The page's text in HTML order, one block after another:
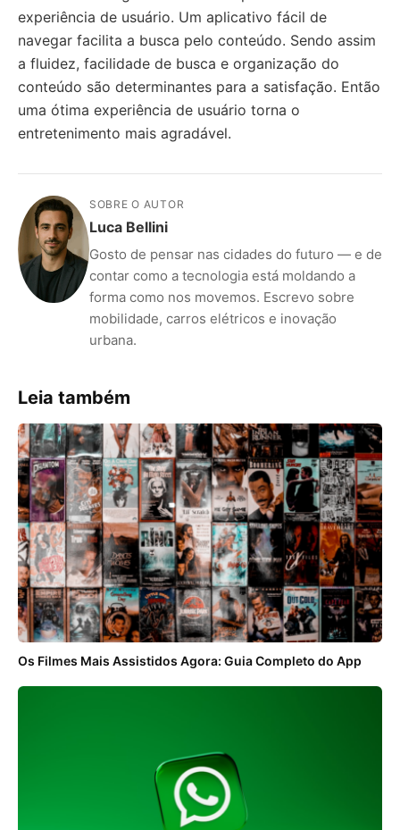
experiência de usuário. Um aplicativo fácil de
navegar facilita a busca pelo conteúdo. Sendo assim
a fluidez, facilidade de busca e organização do
conteúdo são determinantes para a satisfação. Então
uma ótima experiência de usuário torna o
entretenimento mais agradável.
SOBRE O AUTOR
Luca Bellini
Gosto de pensar nas cidades do futuro — e de
contar como a tecnologia está moldando a
forma como nos movemos. Escrevo sobre
mobilidade, carros elétricos e inovação
urbana.
Leia também
Os Filmes Mais Assistidos Agora: Guia Completo do App